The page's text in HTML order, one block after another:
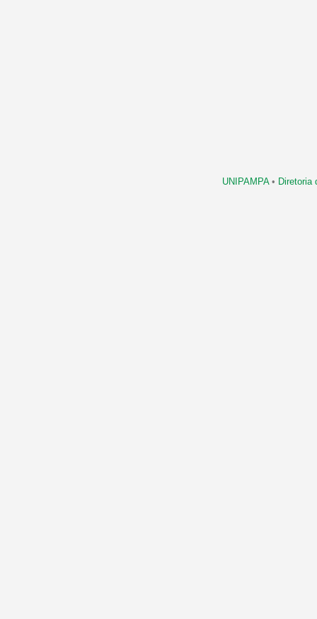
UNIPAMPA• Diretoria